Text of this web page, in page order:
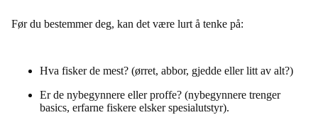
Før du bestemmer deg, kan det være lurt å tenke på:
Hva fisker de mest? (ørret, abbor, gjedde eller litt av alt?)
Er de nybegynnere eller proffe? (nybegynnere trenger
basics, erfarne fiskere elsker spesialutstyr).